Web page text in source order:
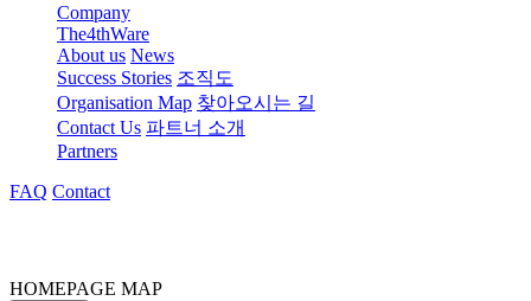
Company
The4thWare
About us News
Success Stories 조직도
Organisation Map 찾아오시는 길
Contact Us 파트너 소개
Partners
FAQ Contact
HOMEPAGE MAP